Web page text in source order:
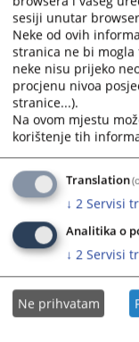
Tokom sastanka
odjeljenja, kao i
najstarijih predmeta
03.07.2026.
Radni sastanak u
29.06.2026.
sesiji unutar
Neke od ovih
stranica ne bi
neke nisu prijeko
procjenu nivoa
stranice...).
Na ovom mjestu
korištenje tih
Translation
↓ 2 Servisi
Analitika o
↓ 2 Servisi
Ne prihvatam